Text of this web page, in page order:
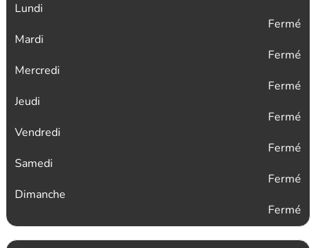
Lundi
Fermé
Mardi
Fermé
Mercredi
Fermé
Jeudi
Fermé
Vendredi
Fermé
Samedi
Fermé
Dimanche
Fermé